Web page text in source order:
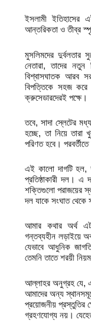
ইসলামী ইতিহাসের
আন্তরিকতা ও তীব্র
মুসলিমদের দুর্বলতার
নেতারা, তাদের
বিশ্বাসঘাতক আরব
বিপত্তিকে সহজ
ক্রুসেডারদেরই পক্ষে।
তবে, সাদা স্লেটের
হচ্ছে, তা নিয়ে
পরিণত হবে।
এই কালো দাগটি হল,
প্রতিষ্ঠাকারী দল। এ
শক্তিগুলো পরাজয়ের
দল যাকে সংঘাত
আমার কথার অর্থ
গন্তব্যহীন লড়াইয়ে
যেভাবে আধুনিক
তেমনি তাতে শরয়ী
আল্লাহর অনুগ্রহ যে,
আমাদের অন্য
প্রয়োজনীয় প্রস্তুতির
গ্রহণযোগ্য নয়।